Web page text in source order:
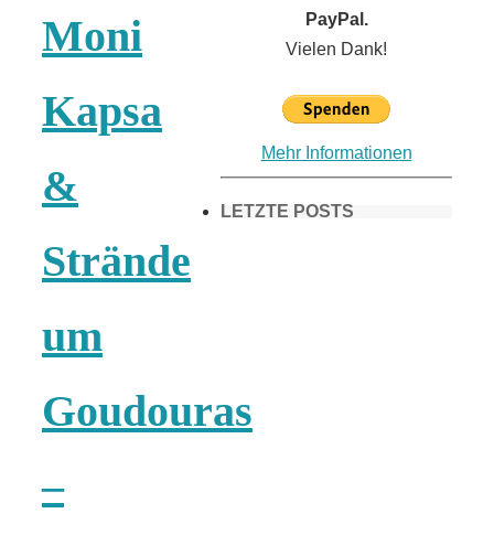
Moni
Kapsa
&
Strände
um
Goudouras
–
PayPal.
Vielen Dank!
Mehr Informationen
LETZTE POSTS
Umgebung: